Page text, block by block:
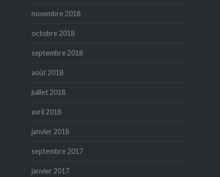
novembre 2018
octobre 2018
septembre 2018
août 2018
juillet 2018
avril 2018
janvier 2018
septembre 2017
janvier 2017